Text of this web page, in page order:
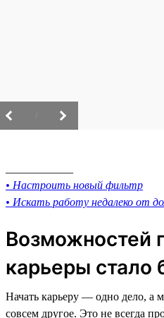
• Настроить новый фильтр
• Искать работу недалеко от
Возможностей
карьеры стало
Начать карьеру — одно дело, а
совсем другое. Это не всегда